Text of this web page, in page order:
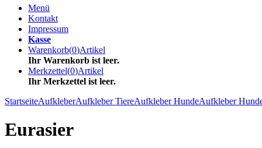
Menü
Kontakt
Impressum
Kasse
Warenkorb(0)Artikel
Ihr Warenkorb ist leer.
Merkzettel(0)Artikel
Ihr Merkzettel ist leer.
StartseiteAufkleberAufkleber TiereAufkleber HundeAufkleber
Eurasier